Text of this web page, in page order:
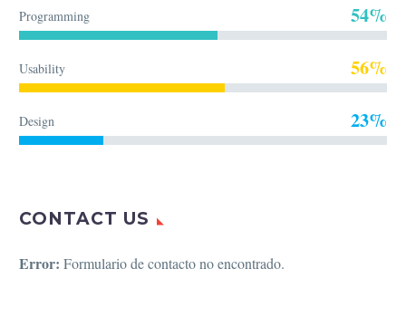
Programming 54%
Usability 56%
Design 23%
CONTACT US
Error: Formulario de contacto no encontrado.